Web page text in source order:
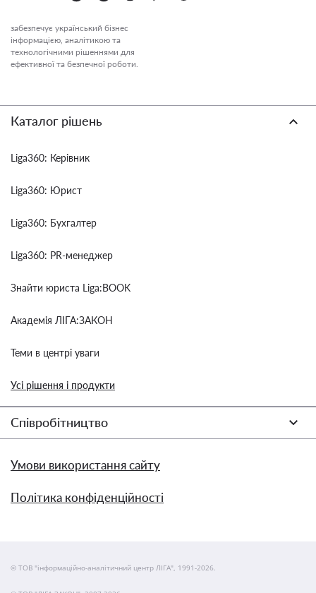
забезпечує український бізнес
інформацією, аналітикою та
технологічними рішеннями для
ефективної та безпечної роботи.
Каталог рішень
Liga360: Керівник
Liga360: Юрист
Liga360: Бухгалтер
Liga360: PR-менеджер
Знайти юриста Liga:BOOK
Академія ЛІГА:ЗАКОН
Теми в центрі уваги
Усі рішення і продукти
Співробітництво
Умови використання сайту
Політика конфіденційності
© ТОВ "інформаційно-аналітичний центр ЛІГА", 1991-2026.